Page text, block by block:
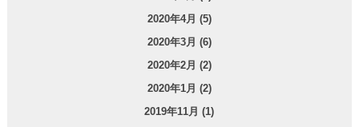
2020年4月 (5)
2020年3月 (6)
2020年2月 (2)
2020年1月 (2)
2019年11月 (1)